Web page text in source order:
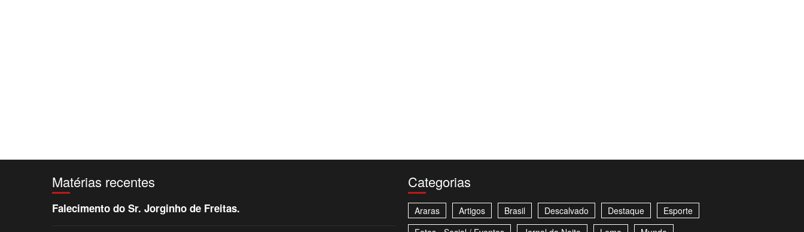
Matérias recentes
Falecimento do Sr. Jorginho de Freitas.
Categorias
Araras Artigos Brasil Descalvado Destaque
Esporte